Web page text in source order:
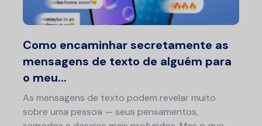
Como encaminhar secretamente as
mensagens de texto de alguém para
o meu...
As mensagens de texto podem revelar muito
sobre uma pessoa — seus pensamentos,